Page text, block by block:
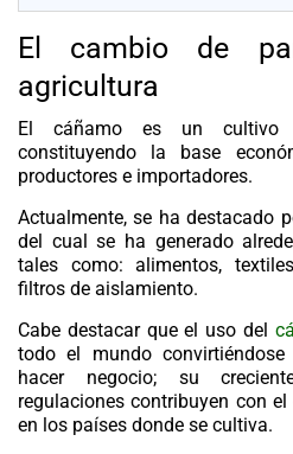
El cambio de
agricultura
El cáñamo es un cultivo
constituyendo la base
productores e importadores.
Actualmente, se ha destacado
del cual se ha generado
tales como: alimentos,
filtros de aislamiento.
Cabe destacar que el uso del
todo el mundo
hacer negocio; su
regulaciones contribuyen con
en los países donde se cultiva.